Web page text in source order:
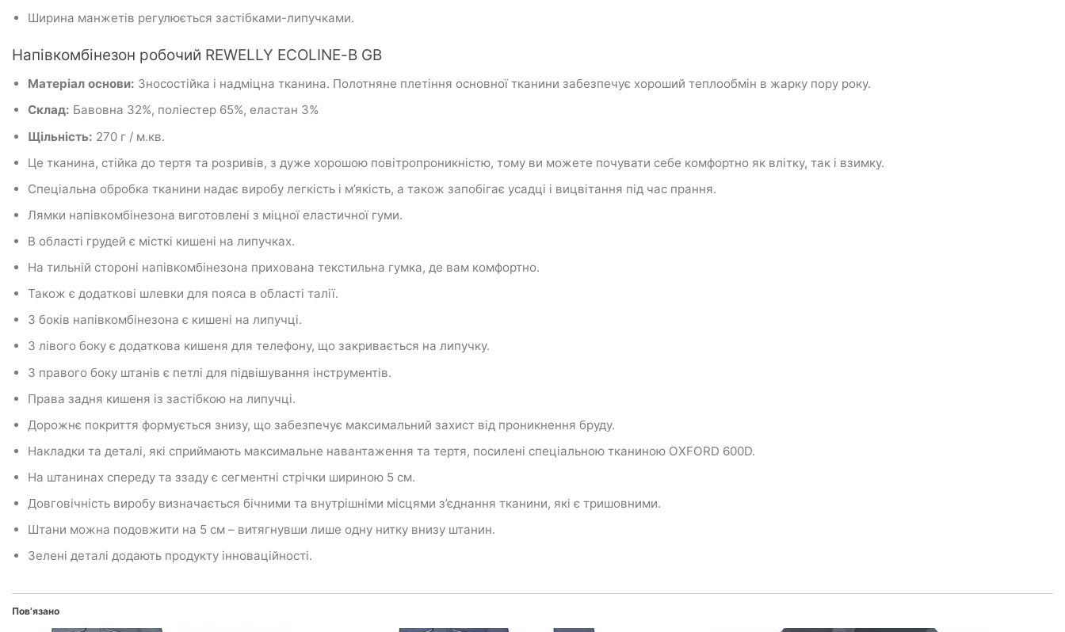
Ширина манжетів регулюється застібками-липучками.
Напівкомбінезон робочий REWELLY ECOLINE-B GB
Матеріалоснови: Зносостійка і надміцна тканина. Полотняне плетіння основної тканини забезпечує хороший теплообмін в жарку поруроку.
Склад: Бавовна 32%, поліестер 65%, еластан 3%
Щільність: 270 г / м.кв.
Це тканина, стійка до тертя та розривів, з дуже хорошою повітропроникністю, тому ви можете почувати себе комфортно як влітку, так і взимку.
Спеціальна обробка тканини надає виробу легкість і м’якість, а також запобігає усадці і вицвітання під час прання.
Лямки напівкомбінезона виготовлені з міцної еластичної гуми.
В області грудей є місткі кишені на липучках.
На тильній стороні напівкомбінезона прихована текстильна гумка, де вам комфортно.
Також є додаткові шлевки для пояса в області талії.
З боків напівкомбінезона є кишені на липучці.
З лівого боку є додаткова кишеня для телефону, що закривається на липучку.
З правого боку штанів є петлі для підвішування інструментів.
Права задня кишеня із застібкою на липучці.
Дорожнє покриття формується знизу, що забезпечує максимальний захист від проникнення бруду.
Накладки та деталі, які сприймають максимальне навантаження та тертя, посилені спеціальною тканиною OXFORD 600D.
На штанинах спереду та ззаду є сегментні стрічки шириною 5 см.
Довговічність виробу визначається бічними та внутрішніми місцями з’єднання тканини, які є тришовними.
Штани можна подовжити на 5 см – витягнувши лише одну нитку внизу штанин.
Зелені деталі додають продукту інноваційності.
Пов’язано